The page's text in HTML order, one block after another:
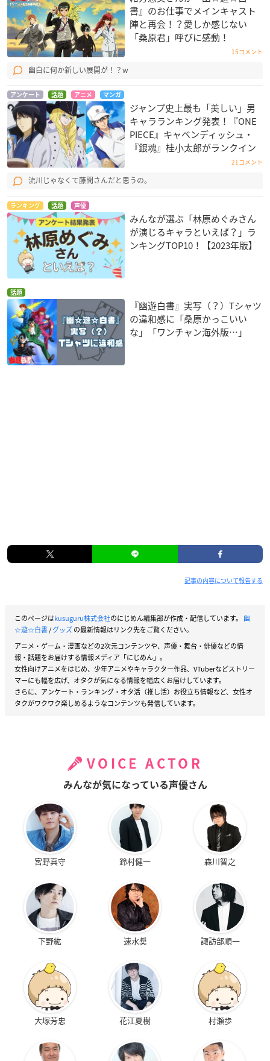
書』のお仕事でメインキャスト
陣と再会！？愛しか感じない
「桑原君」呼びに感動！
15コメント
幽白に何か新しい展開が！？w
アンケート 話題 アニメ マンガ
ジャンプ史上最も「美しい」男
キャラランキング発表！『ONE
PIECE』キャベンディッシュ・
『銀魂』桂小太郎がランクイン
21コメント
流川じゃなくて藤間さんだと思うの。
ランキング 話題 声優
みんなが選ぶ「林原めぐみさん
が演じるキャラといえば？」ラ
ンキングTOP10！【2023年版】
話題
『幽遊白書』実写（？）Tシャツ
の違和感に「桑原かっこいい
な」「ワンチャン海外版…」
記事の内容について報告する
このページはkusuguru株式会社のにじめん編集部が作成・配信しています。 幽
☆遊☆白書/グッズの最新情報はリンク先をご覧ください。
アニメ・ゲーム・漫画などの2次元コンテンツや、声優・舞台・俳優などの情
報・話題をお届けする情報メディア「にじめん」。
女性向けアニメをはじめ、少年アニメやキャラクター作品、VTuberなどストリー
マーにも幅を広げ、オタクが気になる情報を幅広くお届けしています。
さらに、アンケート・ランキング・オタ活（推し活）お役立ち情報など、女性オ
タクがワクワク楽しめるようなコンテンツも発信しています。
VOICE ACTOR
みんなが気になっている声優さん
宮野真守 鈴村健一 森川智之
下野紘 速水奨 諏訪部順一
大塚芳忠 花江夏樹 村瀬歩